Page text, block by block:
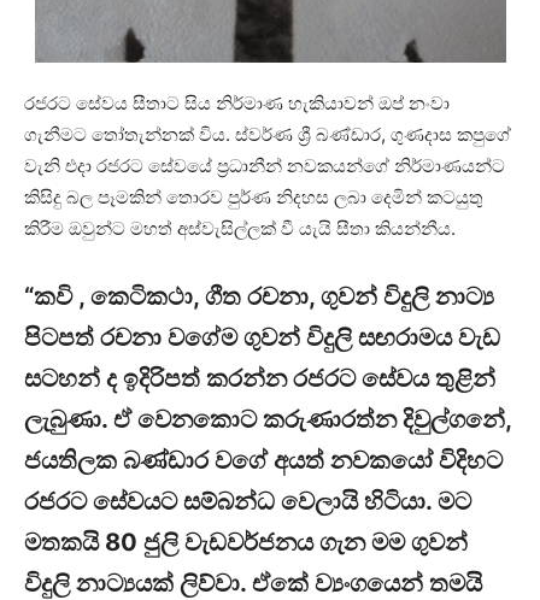
රජරට සේවය සීතාට සිය නිර්මාණ හැකියාවන් ඔප් නංවා
ගැනීමට තෝතැන්නක් විය. ස්වර්ණ ශ්‍රී බණ්ඩාර, ගුණදාස කපුගේ
වැනි එදා රජරට සේවයේ ප්‍රධානීන් නවකයන්ගේ නිර්මාණයන්ට
කිසිදු බල පෑමකින් තොරව පුර්ණ නිදහස ලබා දෙමින් කටයුතු
කිරීම ඔවුන්ට මහත් අස්වැසිල්ලක් වී යැයි සීතා කියන්නීය.
“කවි , කෙටිකථා, ගීත රචනා, ගුවන් විදුලි නාට්‍ය
පිටපත් රචනා වගේම ගුවන් විදුලි සඟරාමය වැඩ
සටහන් ද ඉදිරිපත් කරන්න රජරට සේවය තුළින්
ලැබුණා. ඒ වෙනකොට කරුණාරත්න දිවුල්ගනේ,
ජයතිලක බණ්ඩාර වගේ අයත් නවකයෝ විදිහට
රජරට සේවයට සම්බන්ධ වෙලායි හිටියා. මට
මතකයි 80 ජුලි වැඩවර්ජනය ගැන මම ගුවන්
විදුලි නාට්‍යයක් ලිව්වා. ඒකේ ව්‍යංගයෙන් තමයි